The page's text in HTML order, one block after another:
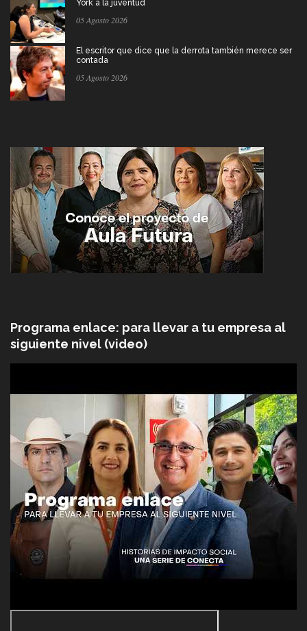
York a la juventud
05 Agosto 2026
El escritor que dice que la derrota también merece ser
contada
05 Agosto 2026
Programa enlace: para llevar a tu empresa al
siguiente nivel (video)